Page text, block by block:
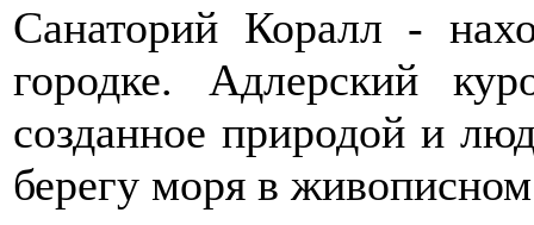
Санаторий Коралл -
городке. Адлерский
созданное природой и
берегу моря в